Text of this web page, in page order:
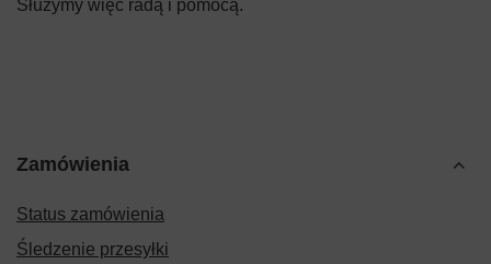
Służymy więc radą i pomocą.
Zamówienia
Status zamówienia
Śledzenie przesyłki